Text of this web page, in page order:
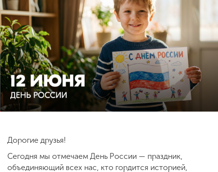
Сведения об
образовательной
организации
ENG SPN CHI
+7 (831) 262-26-20
Дорогие друзья!
Сегодня мы отмечаем День России — праздник,
объединяющий всех нас, кто гордится историей,